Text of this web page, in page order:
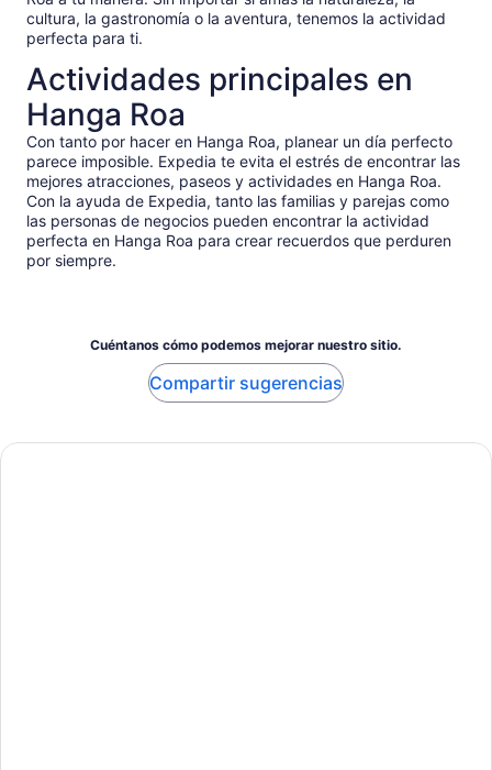
cultura, la gastronomía o la aventura, tenemos la actividad
perfecta para ti.
Actividades principales en
Hanga Roa
Con tanto por hacer en Hanga Roa, planear un día perfecto
parece imposible. Expedia te evita el estrés de encontrar las
mejores atracciones, paseos y actividades en Hanga Roa.
Con la ayuda de Expedia, tanto las familias y parejas como
las personas de negocios pueden encontrar la actividad
perfecta en Hanga Roa para crear recuerdos que perduren
por siempre.
Cuéntanos cómo podemos mejorar nuestro sitio.
Compartir sugerencias